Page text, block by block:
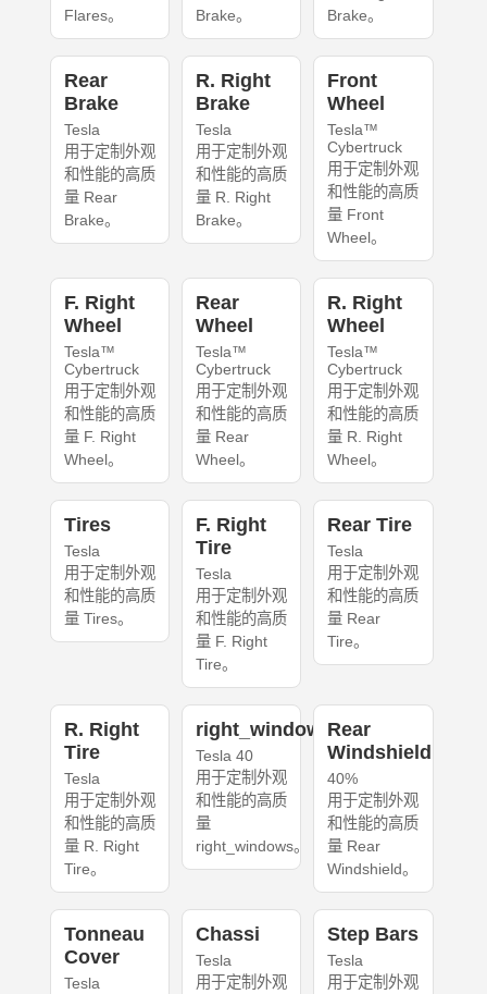
Flares。
Brake。
Brake。
Rear
Brake
Tesla
用于定制外观
和性能的高质
量 Rear
Brake。
R. Right
Brake
Tesla
用于定制外观
和性能的高质
量 R. Right
Brake。
Front
Wheel
Tesla™
Cybertruck
用于定制外观
和性能的高质
量 Front
Wheel。
F. Right
Wheel
Tesla™
Cybertruck
用于定制外观
和性能的高质
量 F. Right
Wheel。
Rear
Wheel
Tesla™
Cybertruck
用于定制外观
和性能的高质
量 Rear
Wheel。
R. Right
Wheel
Tesla™
Cybertruck
用于定制外观
和性能的高质
量 R. Right
Wheel。
Tires
Tesla
用于定制外观
和性能的高质
量 Tires。
F. Right
Tire
Tesla
用于定制外观
和性能的高质
量 F. Right
Tire。
Rear Tire
Tesla
用于定制外观
和性能的高质
量 Rear
Tire。
R. Right
Tire
Tesla
用于定制外观
和性能的高质
量 R. Right
Tire。
right_windows
Tesla 40
用于定制外观
和性能的高质
量
right_windows。
Rear
Windshield
40%
用于定制外观
和性能的高质
量 Rear
Windshield。
Tonneau
Cover
Tesla
Chassi
Tesla
用于定制外观
Step Bars
Tesla
用于定制外观